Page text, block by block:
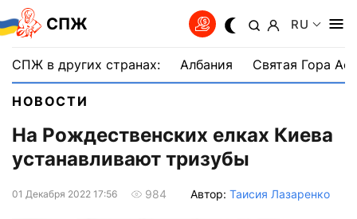
СПЖ RU
СПЖ в других странах: Албания Святая Гора
НОВОСТИ
На Рождественских елках Киева
устанавливают тризубы
01 Декабря 2022 17:56 984 Автор: Таисия Лазаренко